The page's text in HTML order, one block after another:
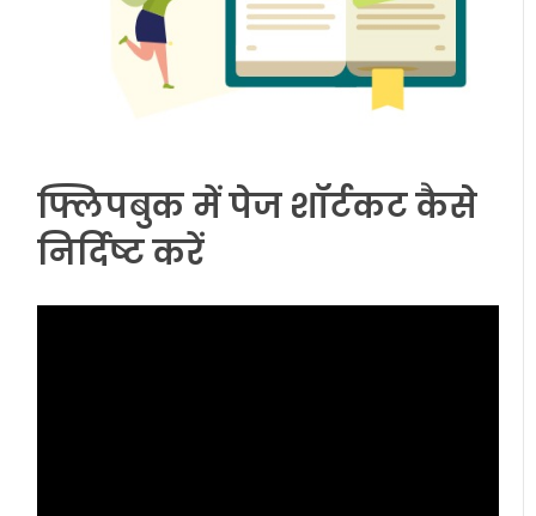
फ्लिपबुक में पेज शॉर्टकट कैसे
निर्दिष्ट करें